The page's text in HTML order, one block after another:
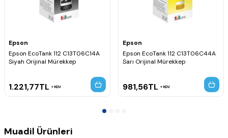
Epson
Epson EcoTank 112 C13T06C14A
Siyah Orijinal Mürekkep
1.221,77TL KDV
Epson
Epson EcoTank 112 C13T06C44A
Sarı Orijinal Mürekkep
981,56TL KDV
Muadil Ürünleri